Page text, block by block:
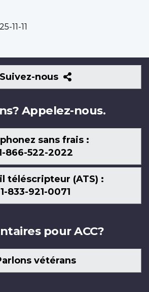
11-11
Suivez-nous
Suivez-
nous
Appelez-nous.
sans frais :
866-522-2022
téléscripteur (ATS) :
1-833-921-0071
pour ACC?
vétérans